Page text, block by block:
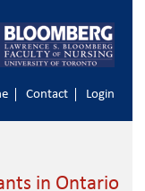
Contact Login
in Ontario